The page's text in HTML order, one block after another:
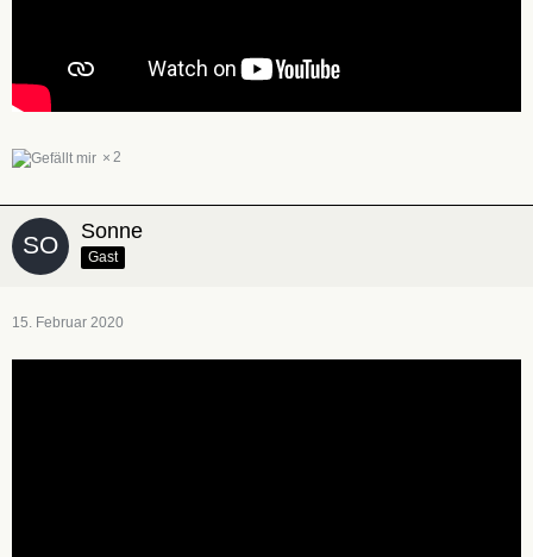
2
Sonne
Gast
15. Februar 2020